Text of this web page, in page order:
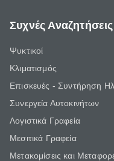
Συχνές Αναζητήσεις
Ψυκτικοί
Κλιματισμός
Επισκευές - Συντήρηση
Συνεργεία Αυτοκινήτων
Λογιστικά Γραφεία
Μεσιτικά Γραφεία
Μετακομίσεις και